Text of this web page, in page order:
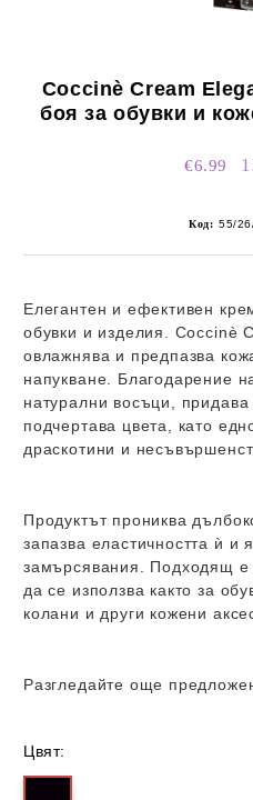
Coccinè Cream
боя за обувки и
€6.99
Код: 55/
Елегантен и ефективен
обувки и изделия. Coccinè
овлажнява и предпазва
напукване. Благодарение
натурални восъци, придава
подчертава цвета, като
драскотини и
Продуктът прониква
запазва еластичността ѝ и
замърсявания. Подходящ е
да се използва както за
колани и други кожени
Разгледайте още
Цвят: